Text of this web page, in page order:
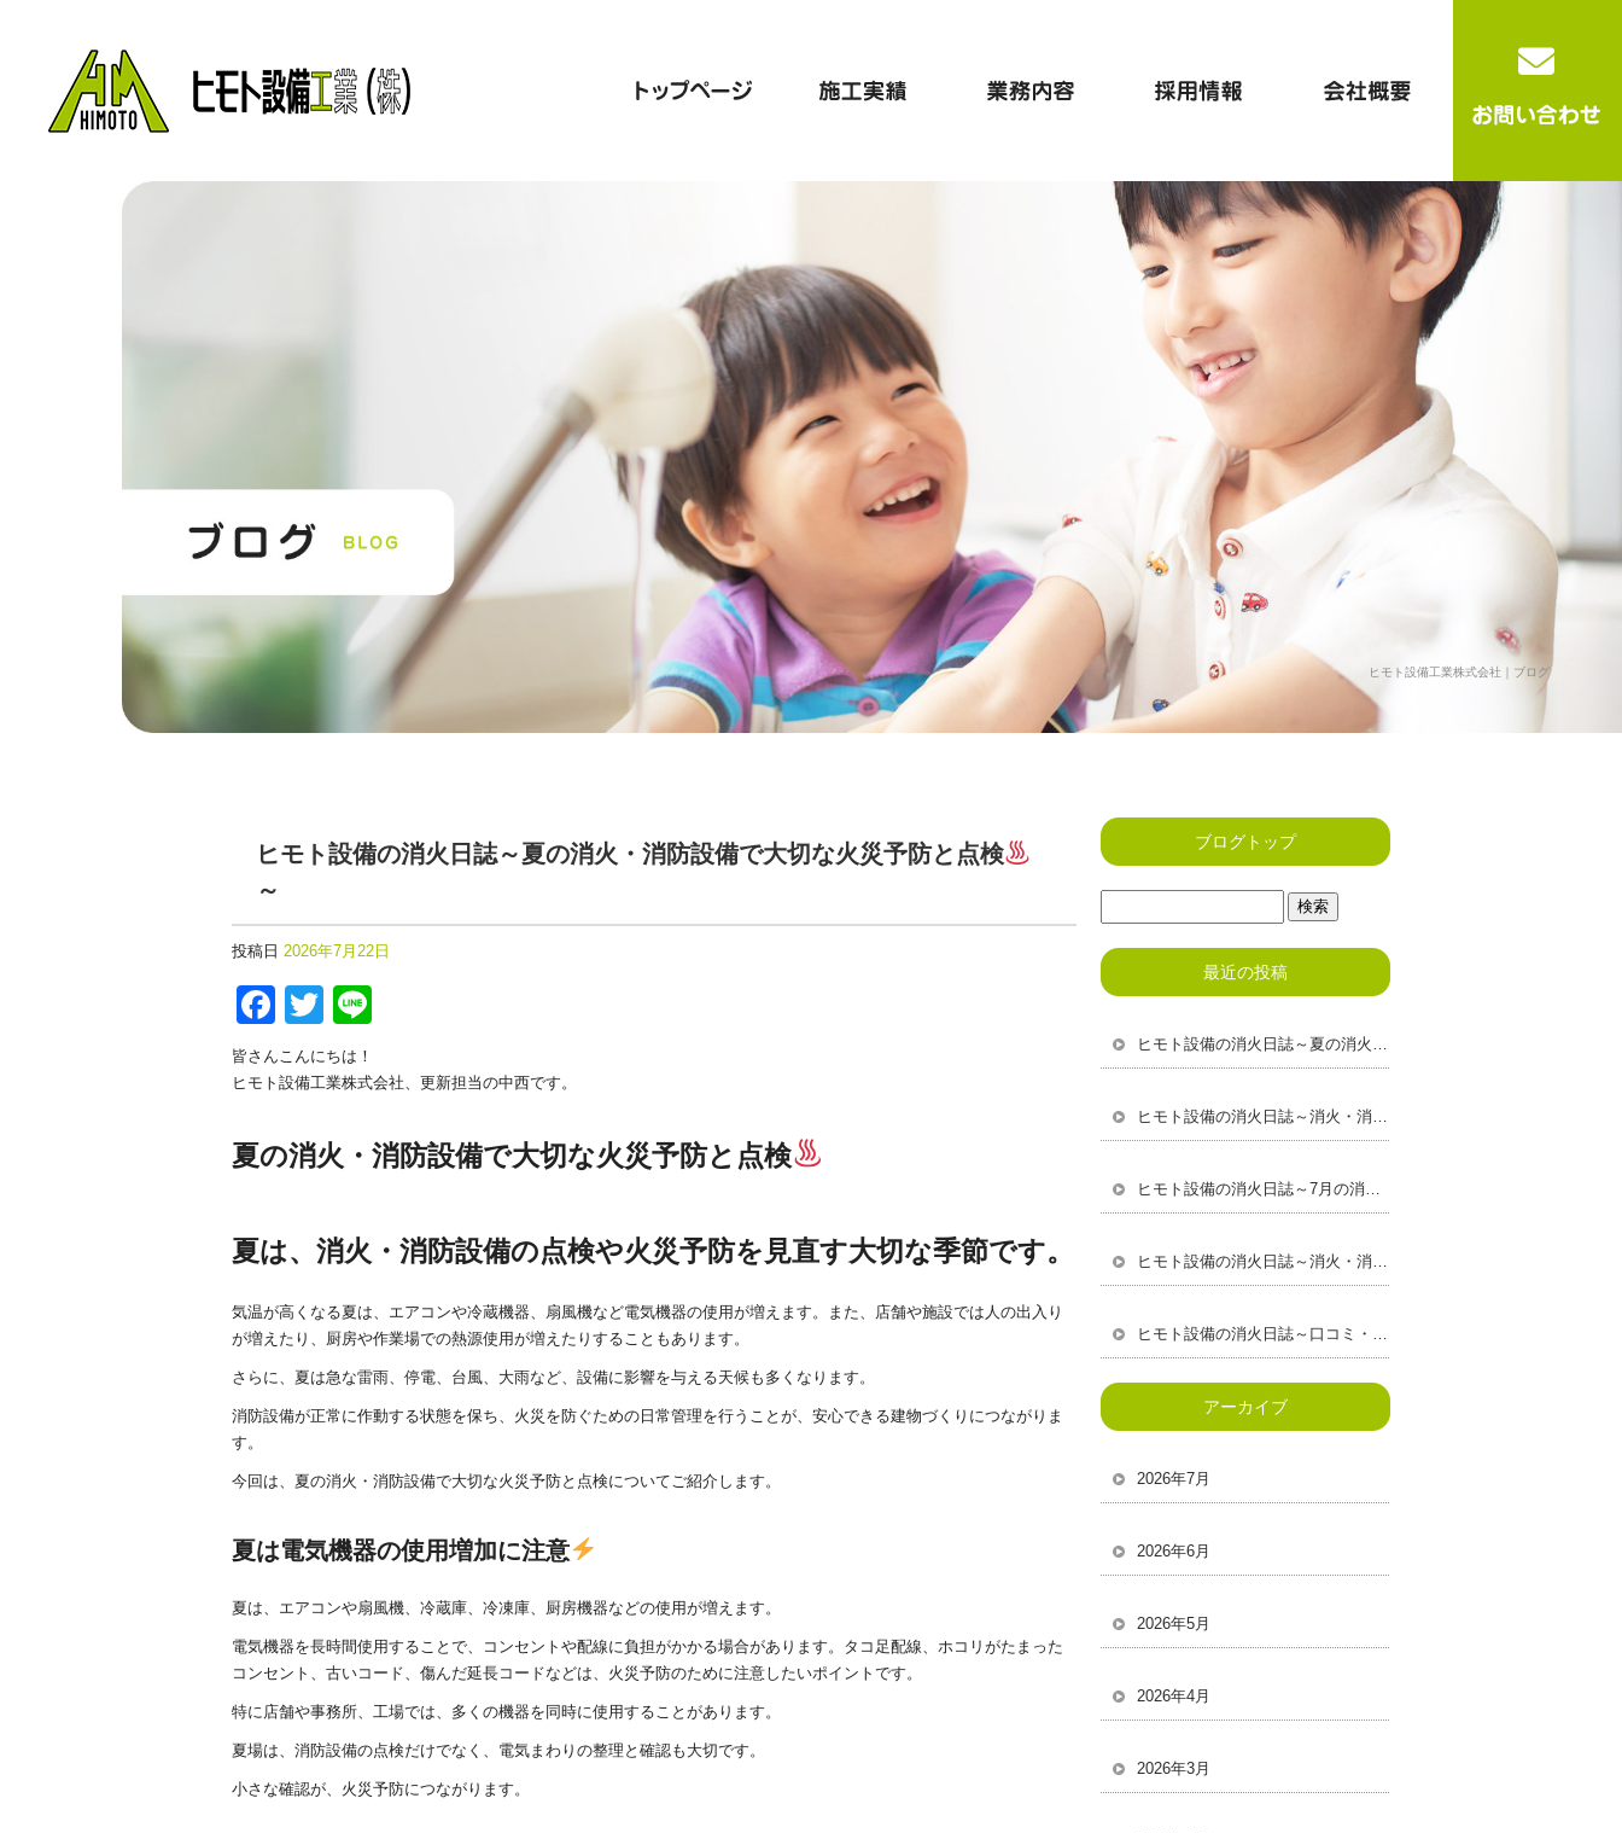
ヒモト設備工業株式会社｜ブログ
ヒモト設備の消火日誌～夏の消火・消防設備で大切な火災予防と点検
～
投稿日 2026年7月22日
F
a
c
b
o
k
T
wi
tt
e
皆さんこんにちは！
ヒモト設備工業株式会社、更新担当の中西です。
夏の消火・消防設備で大切な火災予防と点検
夏は、消火・消防設備の点検や火災予防を見直す大切な季節です。
気温が高くなる夏は、エアコンや冷蔵機器、扇風機など電気機器の使用が増えます。また、店舗や施設では人の出入り
が増えたり、厨房や作業場での熱源使用が増えたりすることもあります。
さらに、夏は急な雷雨、停電、台風、大雨など、設備に影響を与える天候も多くなります。
消防設備が正常に作動する状態を保ち、火災を防ぐための日常管理を行うことが、安心できる建物づくりにつながりま
す。
今回は、夏の消火・消防設備で大切な火災予防と点検についてご紹介します。
夏は電気機器の使用増加に注意
夏は、エアコンや扇風機、冷蔵庫、冷凍庫、厨房機器などの使用が増えます。
電気機器を長時間使用することで、コンセントや配線に負担がかかる場合があります。タコ足配線、ホコリがたまった
コンセント、古いコード、傷んだ延長コードなどは、火災予防のために注意したいポイントです。
特に店舗や事務所、工場では、多くの機器を同時に使用することがあります。
夏場は、消防設備の点検だけでなく、電気まわりの整理と確認も大切です。
小さな確認が、火災予防につながります。
ブログトップ
最近の投稿
アーカイブ
2026年7月
2026年6月
2026年5月
2026年4月
2026年3月